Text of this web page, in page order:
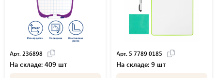
Арт. 236898
На складе: 409 шт
Арт. 5 7789 0185
На складе: 9 шт